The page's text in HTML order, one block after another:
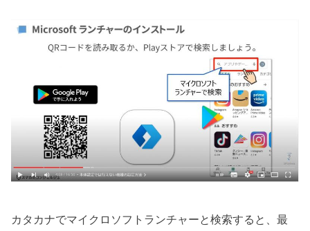
カタカナでマイクロソフトランチャーと検索すると、最